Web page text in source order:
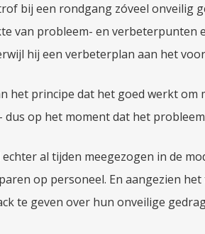
bij een rondgang zóveel onveilig
van probleem- en verbeterpunten
hij een verbeterplan aan het
het principe dat het goed werkt om
dus op het moment dat het
al tijden meegezogen in de
op personeel. En aangezien
te geven over hun onveilige